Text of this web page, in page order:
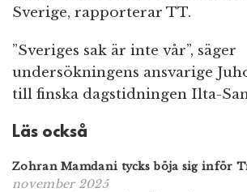
Sverige, rapporterar TT.
”Sveriges sak är inte vår”, säger
undersökningens ansvarige
till finska dagstidningen Ilta-
Läs också
Zohran Mamdani tycks böja sig inför
november 2025